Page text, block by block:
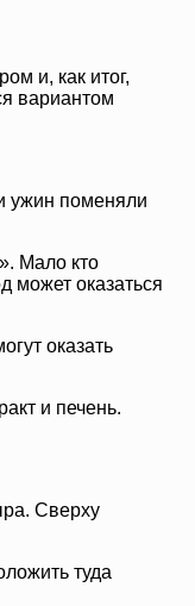
и, как итог,
вариантом
ужин поменяли
Мало кто
может оказаться
оказать
и печень.
Сверху
туда